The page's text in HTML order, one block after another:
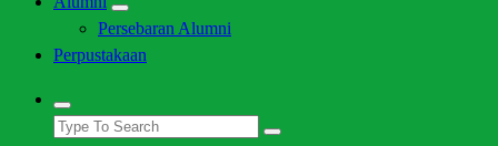
Persebaran Alumni
Perpustakaan